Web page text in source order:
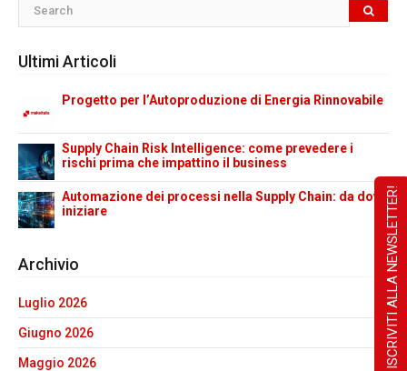
Ultimi Articoli
Progetto per l’Autoproduzione di Energia Rinnovabile
Supply Chain Risk Intelligence: come prevedere i
rischi prima che impattino il business
Automazione dei processi nella Supply Chain: da dove
iniziare
Archivio
Luglio 2026
Giugno 2026
Maggio 2026 ISCRIVITI ALLA NEWSLETTER!